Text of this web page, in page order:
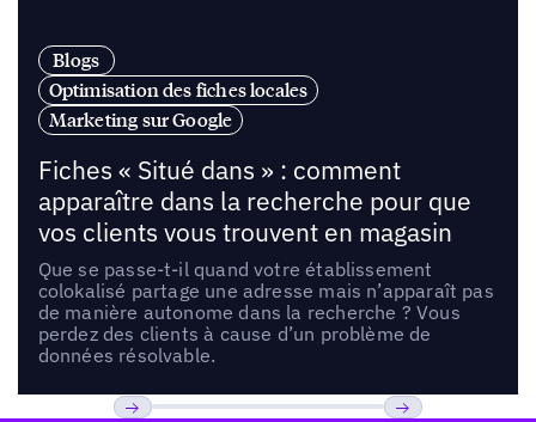
Blogs
Optimisation des fiches locales
Marketing sur Google
Fiches « Situé dans » : comment
apparaître dans la recherche pour que
vos clients vous trouvent en magasin
Que se passe-t-il quand votre établissement
colokalisé partage une adresse mais n’apparaît pas
de manière autonome dans la recherche ? Vous
perdez des clients à cause d’un problème de
données résolvable.